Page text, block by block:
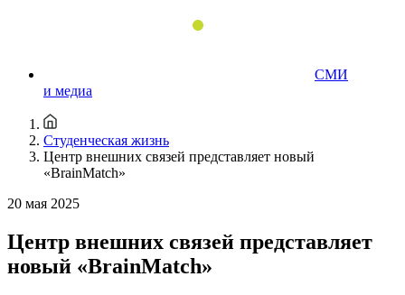
СМИ
и медиа
Студенческая жизнь
Центр внешних связей представляет новый
«BrainMatch»
20 мая 2025
Центр внешних связей представляет
новый «BrainMatch»